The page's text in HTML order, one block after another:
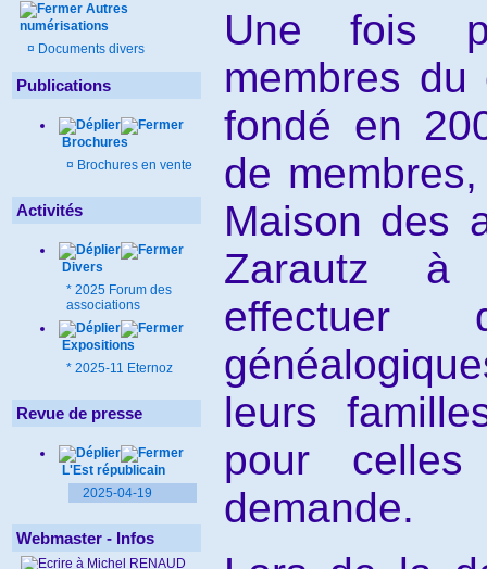
Autres
numérisations
¤ Documents divers
Publications
Brochures
¤ Brochures en vente
Activités
Divers
* 2025 Forum des
associations
Expositions
* 2025-11 Eternoz
Revue de presse
L'Est républicain
2025-04-19
Webmaster - Infos
Une fois
membres du
fondé en
de
Maison des
Zarautz à
effectuer
leurs
pour
demande.